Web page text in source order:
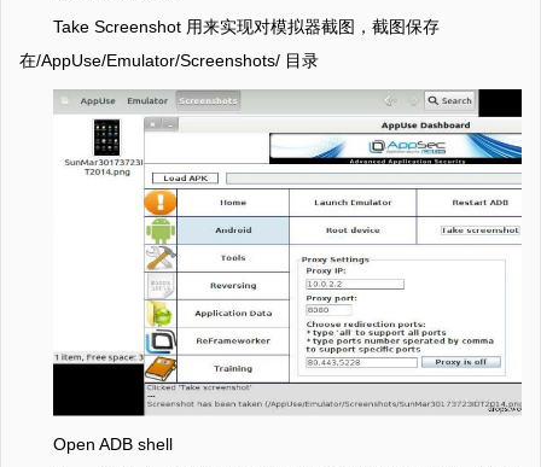
Take Screenshot 用来实现对模拟器截图，截图保存
在/AppUse/Emulator/Screenshots/ 目录
Open ADB shell